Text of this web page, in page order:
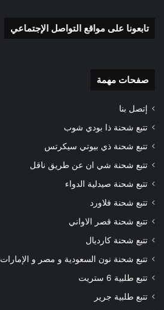
تابعونا على مواقع التواصل الإجتماعي
صفحات مهمة
إتصل بنا
تتبع شحنة ذا بودي شوب
تتبع شحنة ذي بيوتي سيكرتس
تتبع شحنة شي ان عن طريق ناقل
تتبع شحنة صيدلية الدواء
تتبع شحنة فلاورد
تتبع شحنة قصر الاواني
تتبع شحنة كارديال
تتبع شحنة نون السعودية و مصر و الإمارات
تتبع طلبية 6 ستريت
تتبع طلبية جرير